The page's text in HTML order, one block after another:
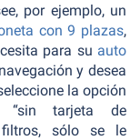
por ejemplo, un
con 9 plazas,
para su auto
y desea
la opción
“sin tarjeta de
filtros, sólo se le